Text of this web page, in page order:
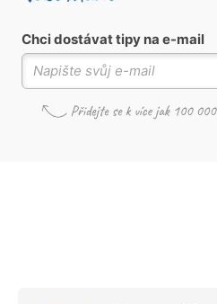
Chci dostávat tipy na e-mail